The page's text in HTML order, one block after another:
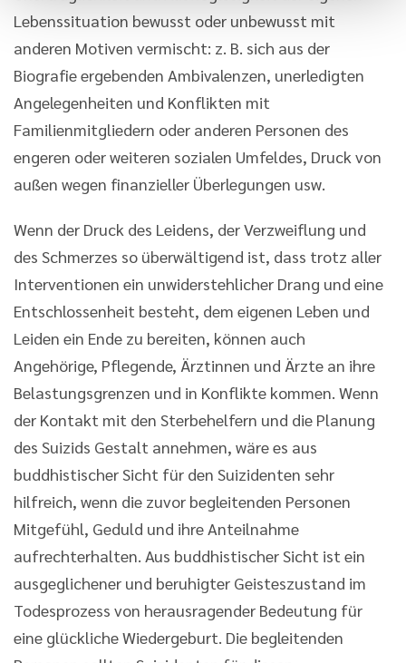
Lebenssituation bewusst oder unbewusst mit
anderen Motiven vermischt: z. B. sich aus der
Biografie ergebenden Ambivalenzen, unerledigten
Angelegenheiten und Konflikten mit
Familienmitgliedern oder anderen Personen des
engeren oder weiteren sozialen Umfeldes, Druck von
außen wegen finanzieller Überlegungen usw.
Wenn der Druck des Leidens, der Verzweiflung und
des Schmerzes so überwältigend ist, dass trotz aller
Interventionen ein unwiderstehlicher Drang und eine
Entschlossenheit besteht, dem eigenen Leben und
Leiden ein Ende zu bereiten, können auch
Angehörige, Pflegende, Ärztinnen und Ärzte an ihre
Belastungsgrenzen und in Konflikte kommen. Wenn
der Kontakt mit den Sterbehelfern und die Planung
des Suizids Gestalt annehmen, wäre es aus
buddhistischer Sicht für den Suizidenten sehr
hilfreich, wenn die zuvor begleitenden Personen
Mitgefühl, Geduld und ihre Anteilnahme
aufrechterhalten. Aus buddhistischer Sicht ist ein
ausgeglichener und beruhigter Geisteszustand im
Todesprozess von herausragender Bedeutung für
eine glückliche Wiedergeburt. Die begleitenden